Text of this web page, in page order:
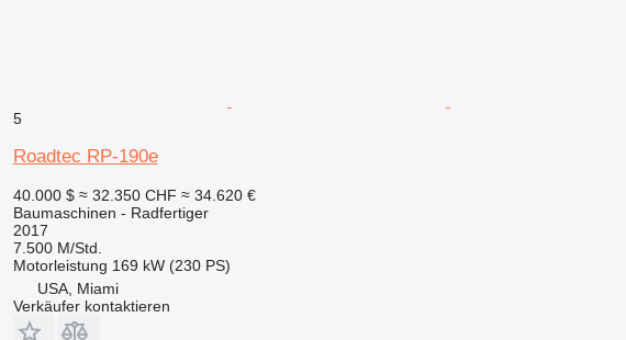
5
Roadtec RP-190e
40.000 $ ≈ 32.350 CHF ≈ 34.620 €
Baumaschinen - Radfertiger
2017
7.500 M/Std.
Motorleistung 169 kW (230 PS)
USA, Miami
Verkäufer kontaktieren